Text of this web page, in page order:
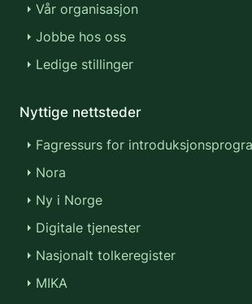
Vår organisasjon
Jobbe hos oss
Ledige stillinger
Nyttige nettsteder
Fagressurs for
Nora
Ny i Norge
Digitale tjenester
Nasjonalt tolkeregister
MIKA